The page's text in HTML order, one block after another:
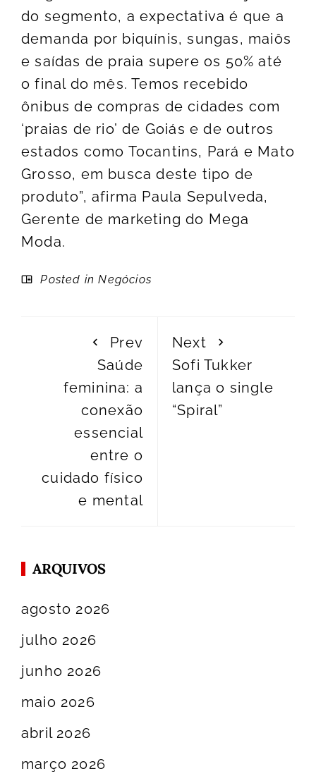
do segmento, a expectativa é que a
demanda por biquínis, sungas, maiôs
e saídas de praia supere os 50% até
o final do mês. Temos recebido
ônibus de compras de cidades com
‘praias de rio’ de Goiás e de outros
estados como Tocantins, Pará e Mato
Grosso, em busca deste tipo de
produto”, afirma Paula Sepulveda,
Gerente de marketing do Mega
Moda.
Posted inNegócios
Prev
Saúde
feminina: a
conexão
essencial
entre o
cuidado físico
e mental
Next
Sofi Tukker
lança o single
“Spiral”
ARQUIVOS
agosto 2026
julho 2026
junho 2026
maio 2026
abril 2026
março 2026